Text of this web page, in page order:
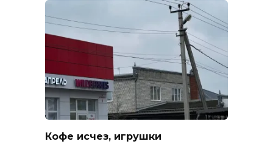
Кофе исчез, игрушки